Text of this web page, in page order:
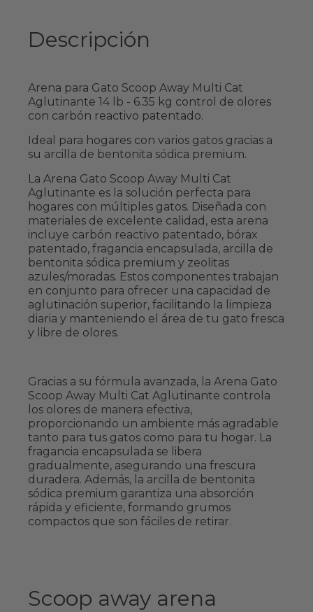
Descripción
Arena para Gato Scoop Away Multi Cat
Aglutinante 14 lb - 6.35 kg control de olores
con carbón reactivo patentado.
Ideal para hogares con varios gatos gracias a
su arcilla de bentonita sódica premium.
La Arena Gato Scoop Away Multi Cat
Aglutinante es la solución perfecta para
hogares con múltiples gatos. Diseñada con
materiales de excelente calidad, esta arena
incluye carbón reactivo patentado, bórax
patentado, fragancia encapsulada, arcilla de
bentonita sódica premium y zeolitas
azules/moradas. Estos componentes trabajan
en conjunto para ofrecer una capacidad de
aglutinación superior, facilitando la limpieza
diaria y manteniendo el área de tu gato fresca
y libre de olores.
Gracias a su fórmula avanzada, la Arena Gato
Scoop Away Multi Cat Aglutinante controla
los olores de manera efectiva,
proporcionando un ambiente más agradable
tanto para tus gatos como para tu hogar. La
fragancia encapsulada se libera
gradualmente, asegurando una frescura
duradera. Además, la arcilla de bentonita
sódica premium garantiza una absorción
rápida y eficiente, formando grumos
compactos que son fáciles de retirar.
Scoop away arena